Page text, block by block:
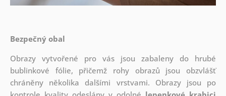
Bezpečný obal
Obrazy vytvořené pro vás jsou zabaleny do hrubé
bublinkové fólie, přičemž rohy obrazů jsou obzvlášť
chráněny několika dalšími vrstvami. Obrazy jsou po